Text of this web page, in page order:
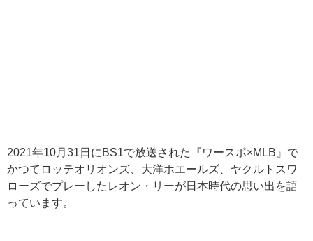
2021年10月31日にBS1で放送された『ワースポ×MLB』で
かつてロッテオリオンズ、大洋ホエールズ、ヤクルトスワ
ローズでプレーしたレオン・リーが日本時代の思い出を語
っています。